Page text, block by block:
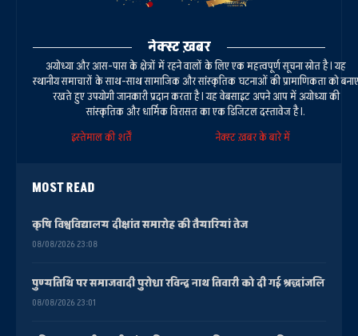
नेक्स्ट ख़बर
अयोध्या और आस-पास के क्षेत्रों में रहने वालों के लिए एक महत्वपूर्ण सूचना स्रोत है। यह
स्थानीय समाचारों के साथ-साथ सामाजिक और सांस्कृतिक घटनाओं की प्रामाणिकता को बनाए
रखते हुए उपयोगी जानकारी प्रदान करता है। यह वेबसाइट अपने आप में अयोध्या की
सांस्कृतिक और धार्मिक विरासत का एक डिजिटल दस्तावेज है।.
इस्तेमाल की शर्तें
नेक्स्ट ख़बर के बारे में
MOST READ
कृषि विश्वविद्यालय दीक्षांत समारोह की तैयारियां तेज
08/08/2026 23:08
पुण्यतिथि पर समाजवादी पुरोधा रविन्द्र नाथ तिवारी को दी गई श्रद्धांजलि
08/08/2026 23:01